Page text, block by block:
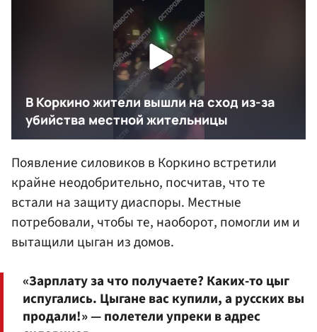
Появление силовиков в Коркино встретили
крайне неодобрительно, посчитав, что те
встали на защиту диаспоры. Местные
потребовали, чтобы те, наоборот, помогли им и
вытащили цыган из домов.
«Зарплату за что получаете? Каких-то цыг
испугались. Цыгане вас купили, а русских вы
продали!» — полетели упреки в адрес